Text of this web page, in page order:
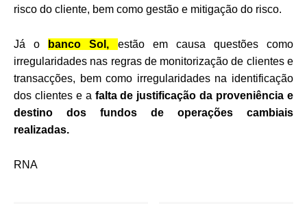
risco do cliente, bem como gestão e mitigação do risco.
Já o banco Sol,
estão em causa questões como
irregularidades nas regras de monitorização de clientes e
transacções, bem como irregularidades na identificação
dos clientes e a falta de justificação da proveniência e
destino dos fundos de operações cambiais
realizadas.
RNA